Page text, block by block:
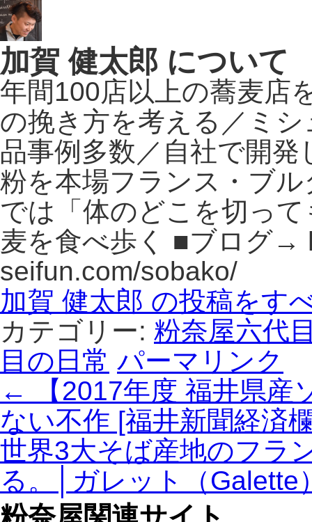
加賀 健太郎 について
年間100店以上の蕎麦店
の挽き方を考える／ミ
品事例多数／自社で開
粉を本場フランス・ブ
では「体のどこを切っ
麦を食べ歩く ■ブログ→
seifun.com/sobako/
加賀 健太郎 の投稿をす
カテゴリー: 粉奈屋六代
目の日常 パーマリンク
←
【2017年度 福井県産
ない不作 [福井新聞経済
世界3大そば産地のフラ
る。│ガレット（